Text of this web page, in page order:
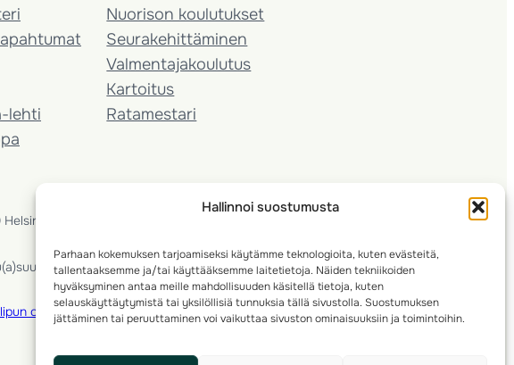
Hallinnoi suostumusta
Parhaan kokemuksen tarjoamiseksi käytämme teknologioita, kuten evästeitä,
tallentaaksemme ja/tai käyttääksemme laitetietoja. Näiden tekniikoiden
hyväksyminen antaa meille mahdollisuuden käsitellä tietoja, kuten
selauskäyttäytymistä tai yksilöllisiä tunnuksia tällä sivustolla. Suostumuksen
jättäminen tai peruuttaminen voi vaikuttaa sivuston ominaisuuksiin ja toimintoihin.
lehti
Nuorison koulutukset
Seura­kehittäminen
Valmentaja­koulutus
Kartoitus
Ratamestari
Finland
ohjeet